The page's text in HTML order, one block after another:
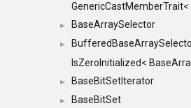
GenericCastMemberTrait<
► BaseArraySelector
►
IsZeroInitialized<
► BaseBitSetIterator
► BaseBitSet